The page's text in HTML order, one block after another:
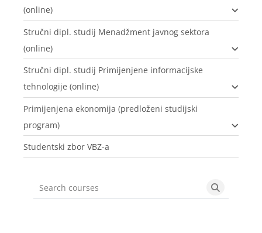
(online)
Stručni dipl. studij Menadžment javnog sektora
(online)
Stručni dipl. studij Primijenjene informacijske
tehnologije (online)
Primijenjena ekonomija (predloženi studijski
program)
Studentski zbor VBZ-a
Search courses Search